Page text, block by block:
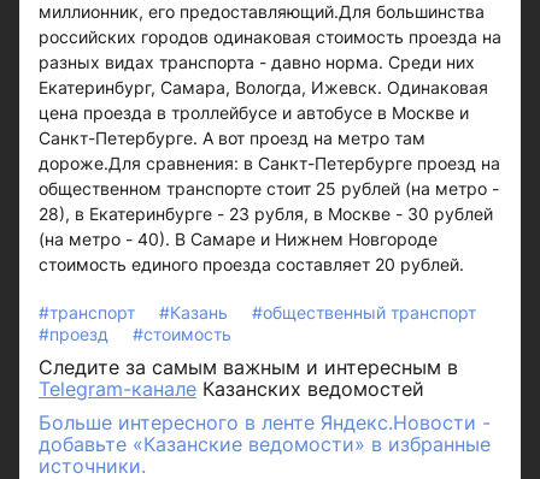
миллионник, его предоставляющий.Для большинства
российских городов одинаковая стоимость проезда на
разных видах транспорта - давно норма. Среди них
Екатеринбург, Самара, Вологда, Ижевск. Одинаковая
цена проезда в троллейбусе и автобусе в Москве и
Санкт-Петербурге. А вот проезд на метро там
дороже.Для сравнения: в Санкт-Петербурге проезд на
общественном транспорте стоит 25 рублей (на метро -
28), в Екатеринбурге - 23 рубля, в Москве - 30 рублей
(на метро - 40). В Самаре и Нижнем Новгороде
стоимость единого проезда составляет 20 рублей.
#транспорт #Казань
#общественный транспорт
#проезд
#стоимость
Следите за самым важным и интересным в
Telegram-канале Казанских ведомостей
Больше интересного в ленте Яндекс.Новости -
добавьте «Казанские ведомости» в избранные
источники.